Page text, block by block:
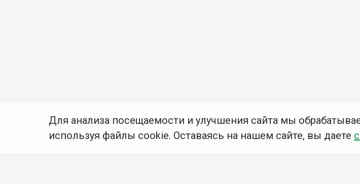
Для анализа посещаемости и улучшения сайта мы
используя файлы cookie. Оставаясь на нашем сайте, вы даете